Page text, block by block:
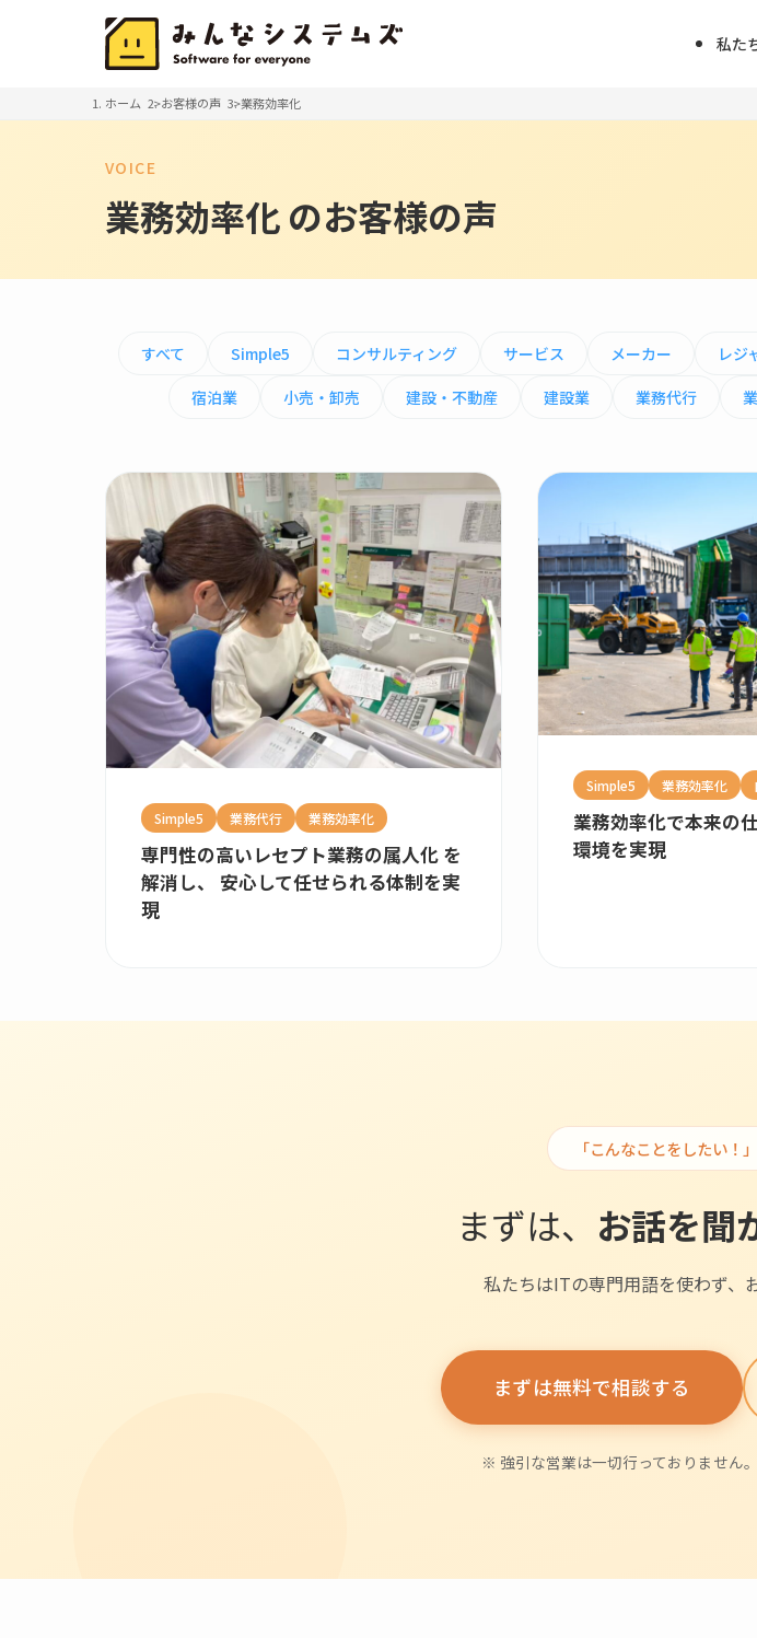
私た
ホーム お客様の声 業務効率化
VOICE
業務効率化 のお客様の声
すべて Simple5 コンサルティング サービス メーカー レジ
宿泊業
小売・卸売 建設・不動産 建設業 業務代行
Simple5 業務代行 業務効率化
専門性の高いレセプト業務の属人化 を
解消し、 安心して任せられる体制を実
現
Simple5 業務効率化
業務効率化で本来の
環境を実現
「こんなことをしたい！
まずは、 お話を聞
私たちはITの専門用語を使わず、
まずは無料で相談する
※ 強引な営業は一切行っておりません